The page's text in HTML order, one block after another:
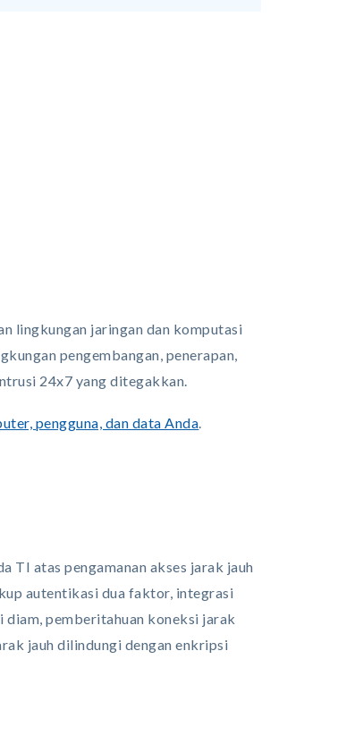
lingkungan jaringan dan komputasi
pengembangan, penerapan,
24x7 yang ditegakkan.
pengguna, dan data Anda.
TI atas pengamanan akses jarak jauh
autentikasi dua faktor, integrasi
pemberitahuan koneksi jarak
jauh dilindungi dengan enkripsi